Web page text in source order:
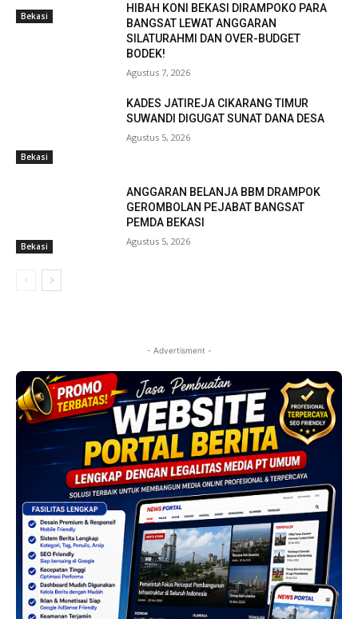
Bekasi
HIBAH KONI BEKASI DIRAMPOKO PARA
BANGSAT LEWAT ANGGARAN
SILATURAHMI DAN OVER-BUDGET
BODEK!
Agustus 7, 2026
Bekasi
KADES JATIREJA CIKARANG TIMUR
SUWANDI DIGUGAT SUNAT DANA DESA
Agustus 5, 2026
Bekasi
ANGGARAN BELANJA BBM DRAMPOK
GEROMBOLAN PEJABAT BANGSAT
PEMDA BEKASI
Agustus 5, 2026
- Advertisment -